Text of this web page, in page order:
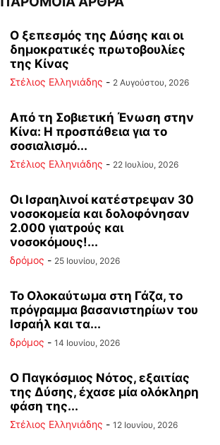
Ο ξεπεσμός της Δύσης και οι
δημοκρατικές πρωτοβουλίες
της Κίνας
Στέλιος Ελληνιάδης - 2 Αυγούστου, 2026
Από τη Σοβιετική Ένωση στην
Κίνα: Η προσπάθεια για το
σοσιαλισμό...
Στέλιος Ελληνιάδης - 22 Ιουλίου, 2026
Οι Ισραηλινοί κατέστρεψαν 30
νοσοκομεία και δολοφόνησαν
2.000 γιατρούς και
νοσοκόμους!...
δρόμος - 25 Ιουνίου, 2026
Το Ολοκαύτωμα στη Γάζα, το
πρόγραμμα βασανιστηρίων του
Ισραήλ και τα...
δρόμος - 14 Ιουνίου, 2026
Ο Παγκόσμιος Νότος, εξαιτίας
της Δύσης, έχασε μία ολόκληρη
φάση της...
Στέλιος Ελληνιάδης - 12 Ιουνίου, 2026